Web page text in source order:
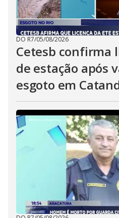
DO R7/05/08/2026
Cetesb confirma
de estação após
esgoto em